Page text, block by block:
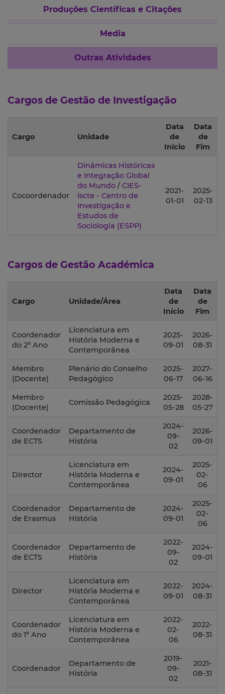
Produções Científicas e Citações
Media
Outras Atividades
Cargos de Gestão de Investigação
Cargo Unidade
Data
de
Início
Data
de
Fim
Cocoordenador
Dinâmicas Históricas
e Integração Global
do Mundo / CIES-
Iscte - Centro de
Investigação e
Estudos de
Sociologia (ESPP)
2021-
01-01
2025-
02-13
Cargos de Gestão Académica
Cargo Unidade/Área
Data
de
Início
Data
de
Fim
Coordenador
do 2º Ano
Licenciatura em
História Moderna e
Contemporânea
2025-
09-01
2026-
08-31
Membro
(Docente)
Plenário do Conselho
Pedagógico
2025-
06-17
2027-
06-16
Membro
(Docente)
Comissão Pedagógica
2025-
05-28
2028-
05-27
Coordenador
de ECTS
Departamento de
História
2024-
09-
02
2026-
09-01
Director
Licenciatura em
História Moderna e
Contemporânea
2024-
09-01
2025-
02-
06
Coordenador
de Erasmus
Departamento de
História
2024-
09-01
2025-
02-
06
Coordenador
de ECTS
Departamento de
História
2022-
09-
02
2024-
09-01
Director
Licenciatura em
História Moderna e
Contemporânea
2022-
09-01
2024-
08-31
Coordenador
do 1º Ano
Licenciatura em
História Moderna e
Contemporânea
2022-
02-
06
2022-
08-31
Coordenador
Departamento de
História
2019-
09-
02
2021-
08-31